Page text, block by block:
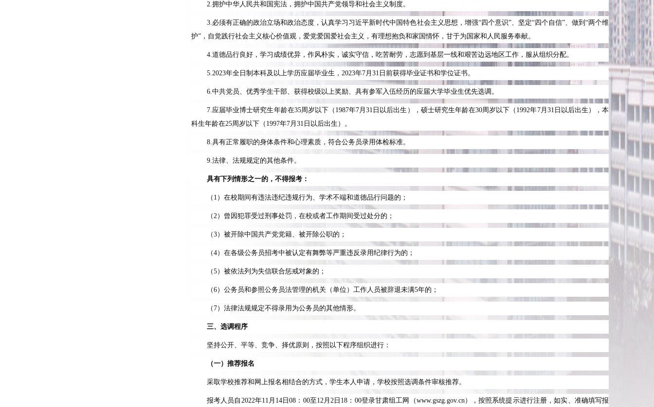
2.拥护中华人民共和国宪法，拥护中国共产党领导和社会主义制度。
3.必须有正确的政治立场和政治态度，认真学习习近平新时代中国特色社会主义思想，增强“四个意识”、坚定“四个自信”、做到“两个维
护”，自觉践行社会主义核心价值观，爱党爱国爱社会主义，有理想抱负和家国情怀，甘于为国家和人民服务奉献。
4.道德品行良好，学习成绩优异，作风朴实，诚实守信，吃苦耐劳，志愿到基层一线和艰苦边远地区工作，服从组织分配。
5.2023年全日制本科及以上学历应届毕业生， 2023年7月 31 日前获得毕业证书和学位证书。
6.中共党员、优秀学生干部、获得校级以上奖励、具有参军入伍经历的应届大学毕业生优先选调。
7.应届毕业博士研究生年龄在35周岁以下（ 1987年7月31 日以后出生），硕士研究生年龄在30周岁以下（ 1992年7月 31 日以后出生），本
科生年龄在25周岁以下（ 1997年7月 31 日以后出生）。
8.具有正常履职的身体条件和心理素质，符合公务员录用体检标准。
9.法律、法规规定的其他条件。
具有下列情形之一的，不得报考：
（ 1 ）在校期间有违法违纪违规行为、学术不端和道德品行问题的；
（2）曾因犯罪受过刑事处罚，在校或者工作期间受过处分的；
（3）被开除中国共产党党籍、被开除公职的；
（4）在各级公务员招考中被认定有舞弊等严重违反录用纪律行为的；
（5）被依法列为失信联合惩戒对象的；
（6）公务员和参照公务员法管理的机关（单位）工作人员被辞退未满5年的；
（ 7）法律法规规定不得录用为公务员的其他情形。
三、选调程序
坚持公开、平等、竞争、择优原则，按照以下程序组织进行：
（一）推荐报名
采取学校推荐和网上报名相结合的方式，学生本人申请，学校按照选调条件审核推荐。
报考人员自 2022年11 月 14 日08 ： 00至 12月2 日 18 ： 00登录甘肃组工网（www.gszg.gov.cn），按照系统提示进行注册，如实、准确填写报